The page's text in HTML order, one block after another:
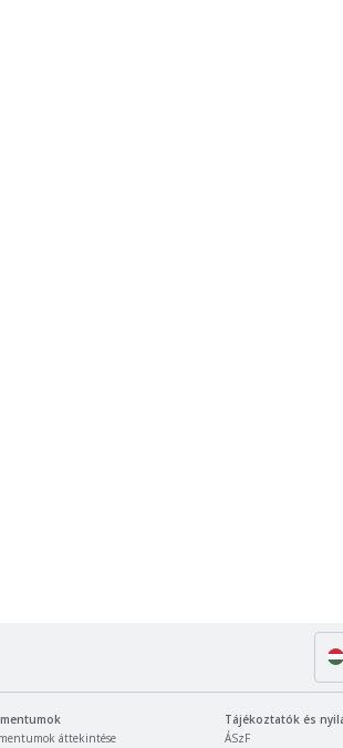
áttekintése
Tájékoztatók és
ÁSzF